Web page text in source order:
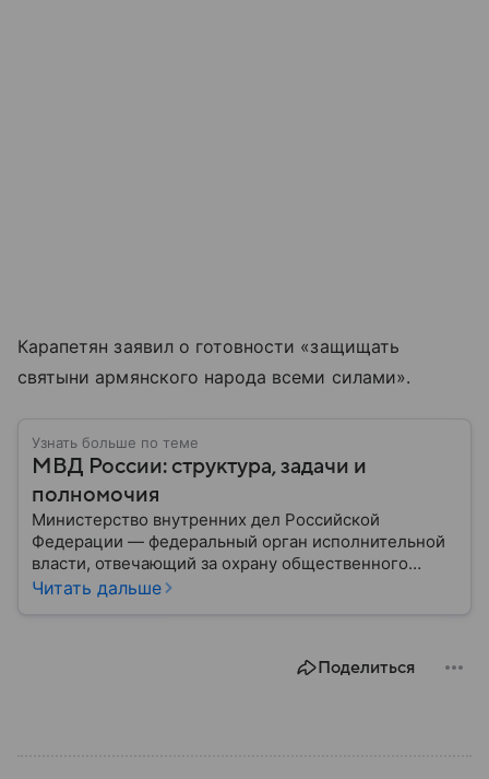
Карапетян заявил о готовности «защищать
святыни армянского народа всеми силами».
Узнать больше по теме
МВД России: структура, задачи и
полномочия
Министерство внутренних дел Российской
Федерации — федеральный орган исполнительной
власти, отвечающий за охрану общественного
порядка, борьбу с преступностью, обеспечение
России, какие задачи выполняет министерство, как
Читать дальше
Поделиться